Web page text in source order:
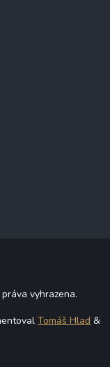
vyhrazena.
Tomáš Hlad &